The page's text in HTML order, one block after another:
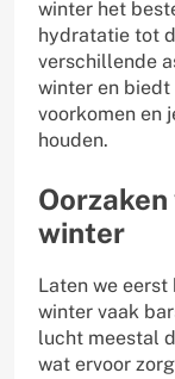
winter het
hydratatie tot
verschillende
winter en
voorkomen en
houden.
winter
Laten we
winter vaak
lucht meestal
wat ervoor